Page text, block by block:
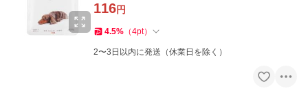
116円
4.5% （4pt）
2〜3日以内に発送（休業日を除く）